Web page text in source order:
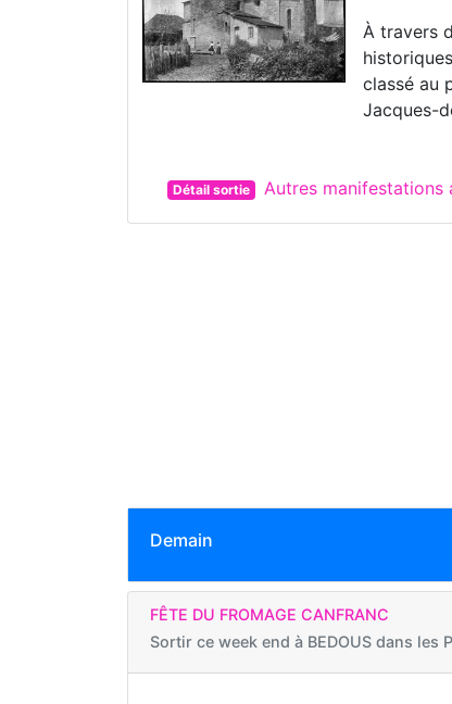
À travers
classé au
Jacques-
Détail sortie Autres manifestations
Demain
FÊTE DU FROMAGE CANFRANC
Sortir ce week end à BEDOUS dans les